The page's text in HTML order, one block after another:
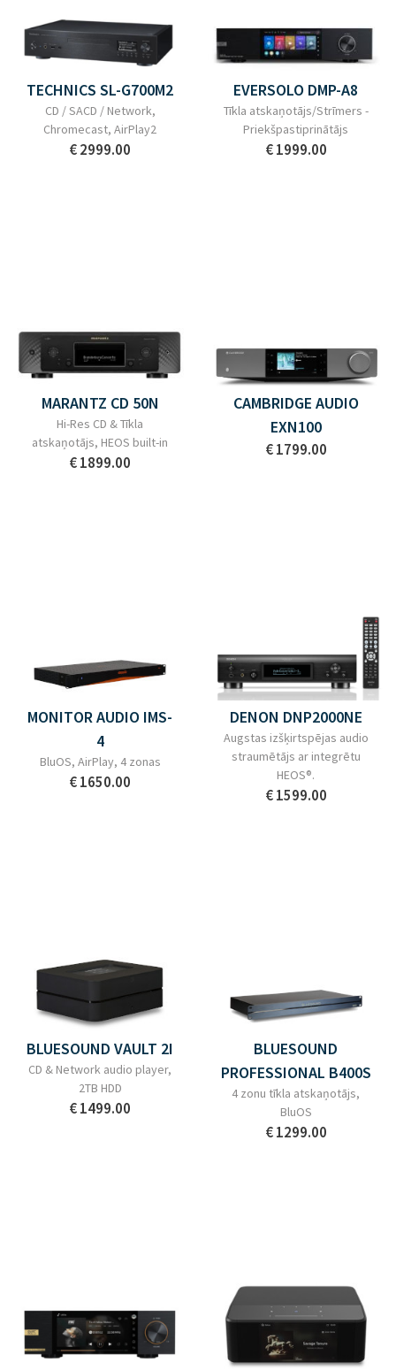
TECHNICS SL-G700M2
CD / SACD / Network,
Chromecast, AirPlay2
€ 2999.00
EVERSOLO DMP-A8
Tīkla atskaņotājs/Strīmers -
Priekšpastiprinātājs
€ 1999.00
MARANTZ CD 50N
Hi-Res CD & Tīkla
atskaņotājs, HEOS built-in
€ 1899.00
CAMBRIDGE AUDIO
EXN100
€ 1799.00
MONITOR AUDIO IMS-
4
BluOS, AirPlay, 4 zonas
€ 1650.00
DENON DNP2000NE
Augstas izšķirtspējas audio
straumētājs ar integrētu
HEOS®.
€ 1599.00
BLUESOUND VAULT 2I
CD & Network audio player,
2TB HDD
€ 1499.00
BLUESOUND
PROFESSIONAL B400S
4 zonu tīkla atskaņotājs,
BluOS
€ 1299.00